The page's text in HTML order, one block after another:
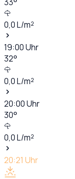
0,0L/m²
19:00Uhr
32°
0,0L/m²
20:00Uhr
30°
0,0L/m²
20:21 Uhr